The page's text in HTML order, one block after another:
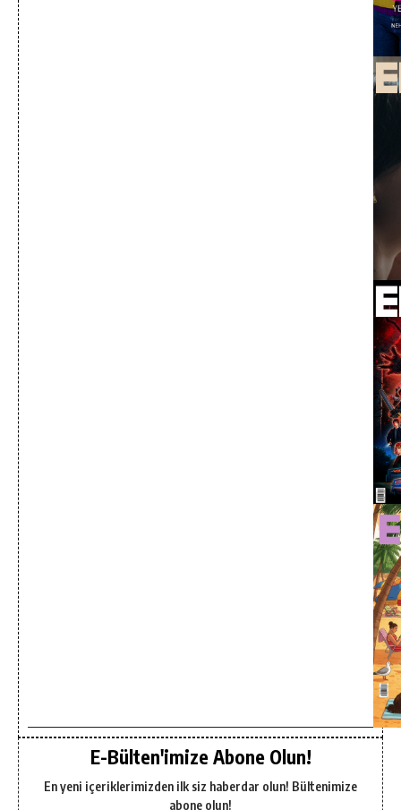
E-Bülten'imize Abone Olun!
En yeni içeriklerimizden ilk siz haberdar olun! Bültenimize
abone olun!